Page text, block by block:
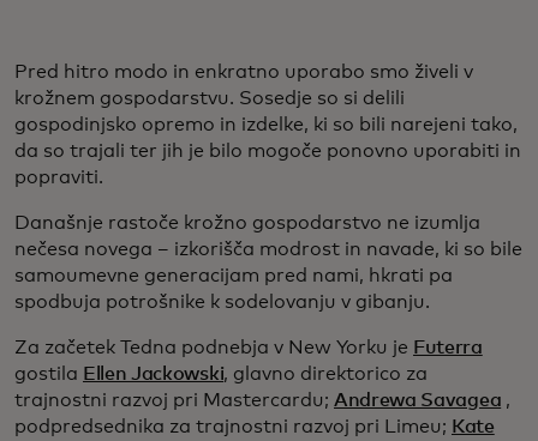
Pred hitro modo in enkratno uporabo smo živeli v
krožnem gospodarstvu. Sosedje so si delili
gospodinjsko opremo in izdelke, ki so bili narejeni tako,
da so trajali ter jih je bilo mogoče ponovno uporabiti in
popraviti.
Današnje rastoče krožno gospodarstvo ne izumlja
nečesa novega – izkorišča modrost in navade, ki so bile
samoumevne generacijam pred nami, hkrati pa
spodbuja potrošnike k sodelovanju v gibanju.
Za začetek Tedna podnebja v New Yorku je Futerra
gostila Ellen Jackowski, glavno direktorico za
trajnostni razvoj pri Mastercardu; Andrewa Savagea ,
podpredsednika za trajnostni razvoj pri Limeu; Kate